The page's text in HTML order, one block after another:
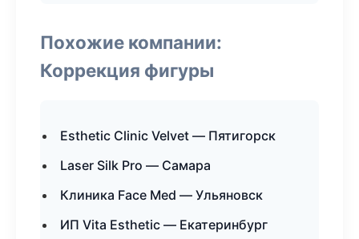
Похожие компании:
Коррекция фигуры
Esthetic Clinic Velvet — Пятигорск
Laser Silk Pro — Самара
Клиника Face Med — Ульяновск
ИП Vita Esthetic — Екатеринбург